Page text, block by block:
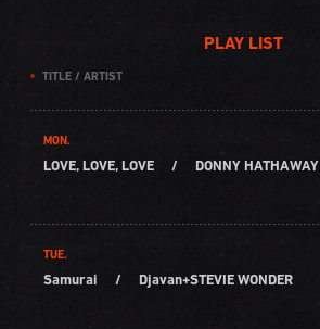
PLAY LIST
TITLE / ARTIST
MON.
LOVE, LOVE, LOVE / DONNY HATHAWAY
TUE.
Samurai / Djavan+STEVIE WONDER